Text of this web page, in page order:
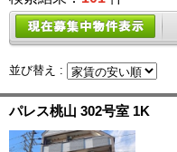
並び替え :
パレス桃山 302号室 1K